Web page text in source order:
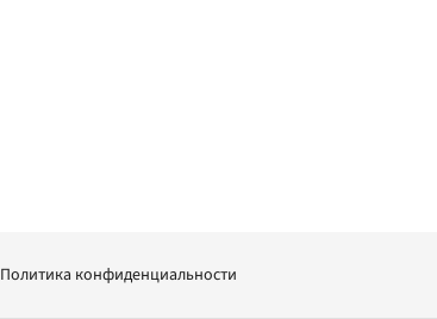
Политика конфиденциальности